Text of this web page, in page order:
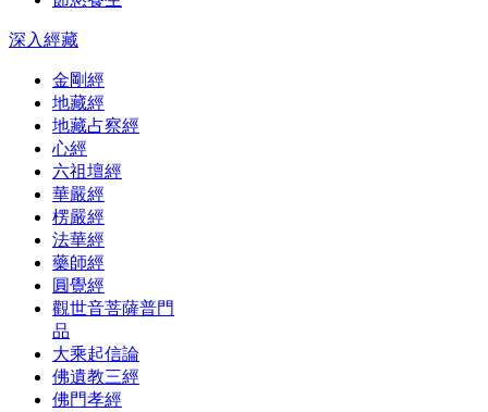
深入經藏
金剛經
地藏經
地藏占察經
心經
六祖壇經
華嚴經
楞嚴經
法華經
藥師經
圓覺經
觀世音菩薩普門
品
大乘起信論
佛遺教三經
佛門孝經